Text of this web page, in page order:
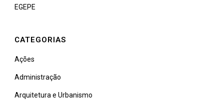
EGEPE
CATEGORIAS
Ações
Administração
Arquitetura e Urbanismo